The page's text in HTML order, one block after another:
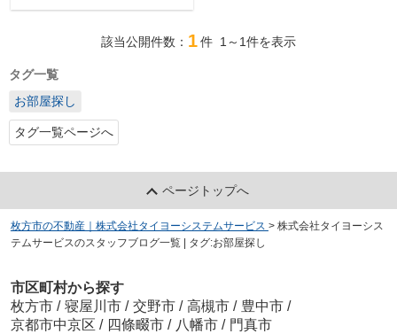
該当公開件数： 1件 1～1件を表示
タグ一覧
お部屋探し
タグ一覧ページへ
ページトップへ
枚方市の不動産｜株式会社タイヨーシステムサービス > 株式会社タイヨーシス
テムサービスのスタッフブログ一覧 | タグ:お部屋探し
市区町村から探す
枚方市 / 寝屋川市 / 交野市 / 高槻市 / 豊中市 /
京都市中京区 / 四條畷市 / 八幡市 / 門真市